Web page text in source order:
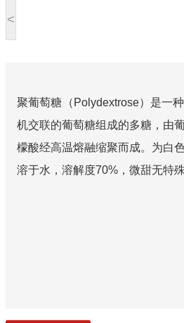
<
聚葡萄糖（Polydextrose）是一
机交联的葡萄糖组成的多糖，由
檬酸经高温熔融缩聚而成。为白
溶于水，溶解度70%，微甜无特